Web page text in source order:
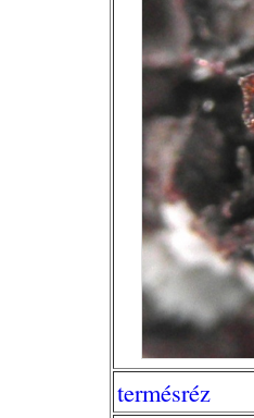
termésréz